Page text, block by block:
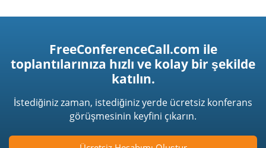
FreeConferenceCall.com ile
toplantılarınıza hızlı ve kolay bir şekilde
katılın.
İstediğiniz zaman, istediğiniz yerde ücretsiz konferans
görüşmesinin keyfini çıkarın.